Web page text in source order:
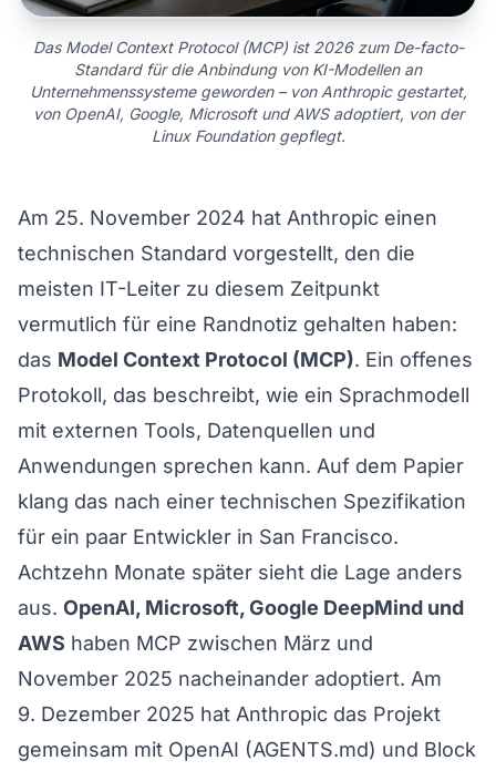
Das Model Context Protocol (MCP) ist 2026 zum De-facto-
Standard für die Anbindung von KI-Modellen an
Unternehmenssysteme geworden – von Anthropic gestartet,
von OpenAI, Google, Microsoft und AWS adoptiert, von der
Linux Foundation gepflegt.
Am 25. November 2024 hat Anthropic einen
technischen Standard vorgestellt, den die
meisten IT-Leiter zu diesem Zeitpunkt
vermutlich für eine Randnotiz gehalten haben:
das Model Context Protocol (MCP). Ein offenes
Protokoll, das beschreibt, wie ein Sprachmodell
mit externen Tools, Datenquellen und
Anwendungen sprechen kann. Auf dem Papier
klang das nach einer technischen Spezifikation
für ein paar Entwickler in San Francisco.
Achtzehn Monate später sieht die Lage anders
aus. OpenAI, Microsoft, Google DeepMind und
AWS haben MCP zwischen März und
November 2025 nacheinander adoptiert. Am
9. Dezember 2025 hat Anthropic das Projekt
gemeinsam mit OpenAI (AGENTS.md) und Block